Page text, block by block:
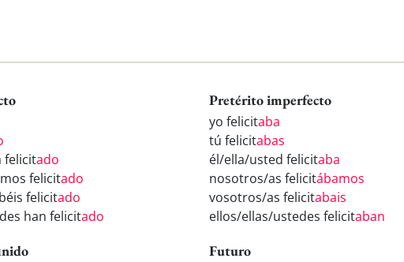
felicitado
felicitado
felicitado
han felicitado
Pretérito imperfecto
yo felicitaba
tú felicitabas
él/ella/usted felicitaba
nosotros/as felicitábamos
vosotros/as felicitabais
ellos/ellas/ustedes felicitaban
Futuro